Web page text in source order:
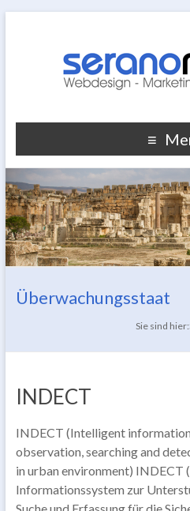
Überwachungsstaat
Sie sind hier:
INDECT
INDECT (Intelligent
observation, searching and
in urban environment) INDECT
Informationssystem zur